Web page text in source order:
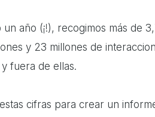
año (¡!), recogimos más de
y 23 millones de
y fuera de ellas.
cifras para crear un